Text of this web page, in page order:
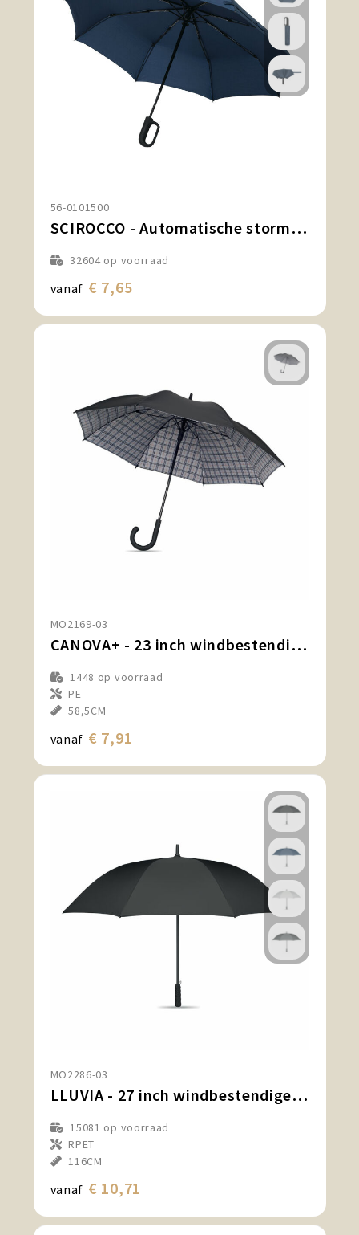
56-0101500
SCIROCCO - Automatische stormvaste pocket-paraplu
32604op voorraad
vanaf € 7,65
MO2169-03
CANOVA+ - 23 inch windbestendige paraplu
1448 op voorraad
PE
58,5CM
vanaf € 7,91
MO2286-03
LLUVIA - 27 inch windbestendige paraplu
15081 op voorraad
RPET
116CM
vanaf € 10,71